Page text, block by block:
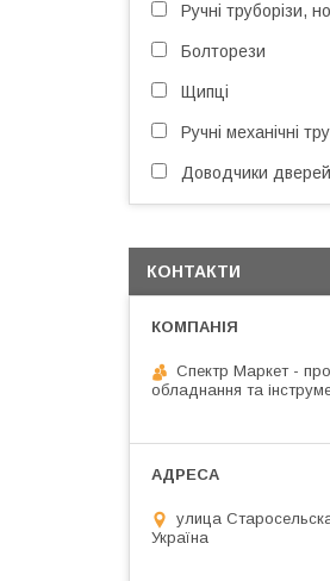
Ручні труборізи,
Болторези
Щипці
Ручні механічні
Доводчики дверей
КОНТАКТИ
Спектр Маркет -
обладнання та
улица
Україна